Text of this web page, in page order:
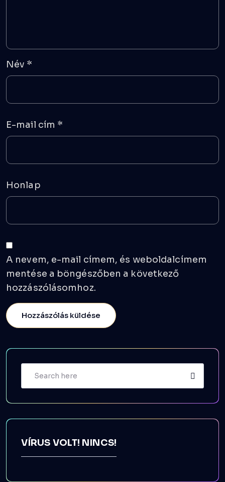
Név *
E-mail cím *
Honlap
A nevem, e-mail címem, és weboldalcímem
mentése a böngészőben a következő
hozzászólásomhoz.
VÍRUS VOLT! NINCS!